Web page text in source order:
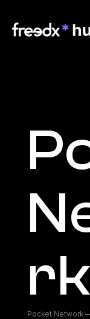
rk
Pocket Network